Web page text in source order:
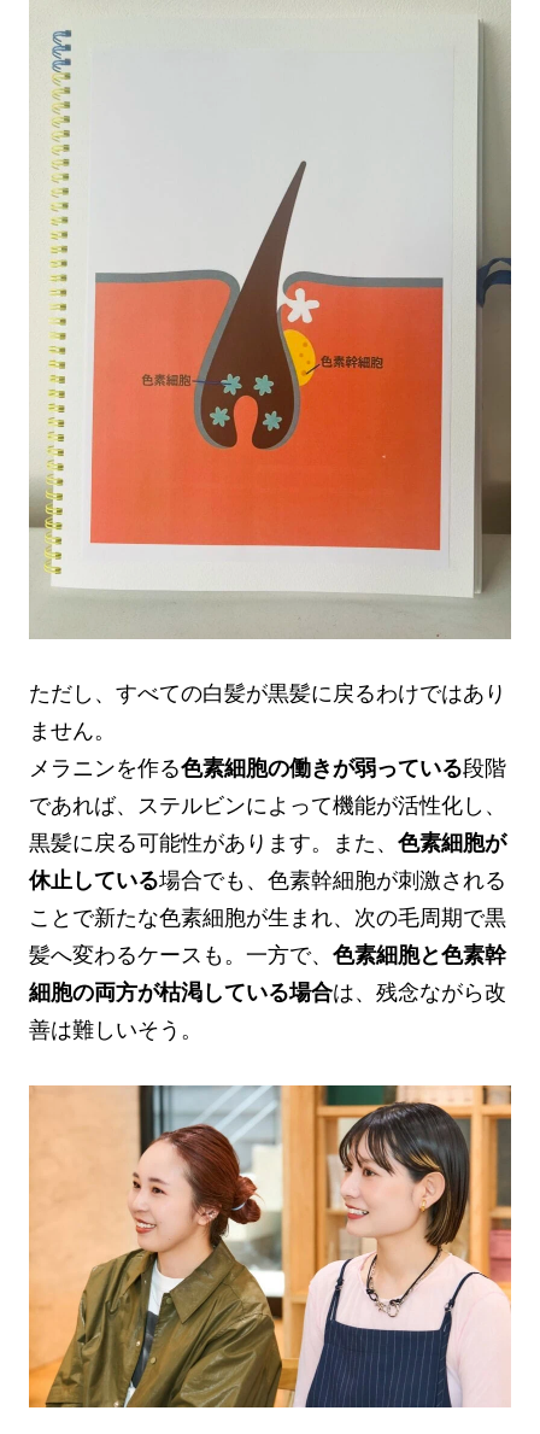
ただし、すべての白髪が黒髪に戻るわけではあり
ません。
メラニンを作る色素細胞の働きが弱っている段階
であれば、ステルビンによって機能が活性化し、
黒髪に戻る可能性があります。また、 色素細胞が
休止している場合でも、色素幹細胞が刺激される
ことで新たな色素細胞が生まれ、次の毛周期で黒
髪へ変わるケースも。一方で、 色素細胞と色素幹
細胞の両方が枯渇している場合は、残念ながら改
善は難しいそう。